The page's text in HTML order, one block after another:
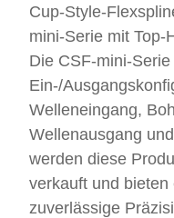
Cup-Style-
mini-Serie mit Top-
Die CSF-mini-
Ein-/
Welleneingang,
Wellenausgang
werden diese
verkauft und bieten
zuverlässige